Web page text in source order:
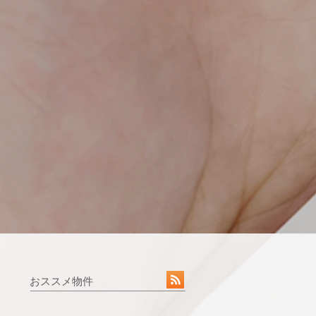
おススメ物件